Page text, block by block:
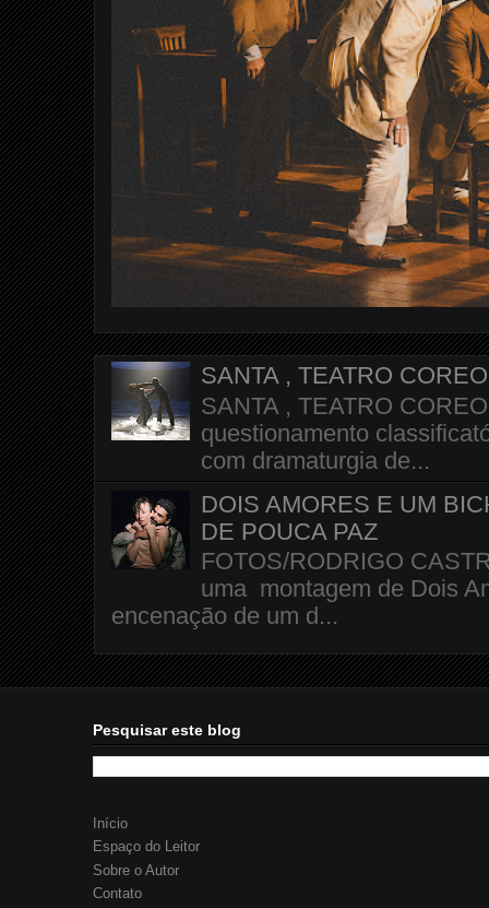
SANTA , TEATRO
SANTA , TEATRO
questionamento
com dramaturgia de...
DOIS AMORES E UM
DE POUCA PAZ
FOTOS/RODRIGO
uma montagem de Dois
encenação de um d...
Pesquisar este blog
Início
Espaço do Leitor
Sobre o Autor
Contato